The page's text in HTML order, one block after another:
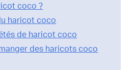
coco ?
haricot coco
de haricot coco
des haricots coco